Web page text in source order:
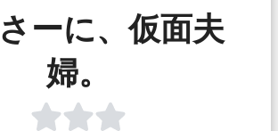
ーに、仮面夫
婦。